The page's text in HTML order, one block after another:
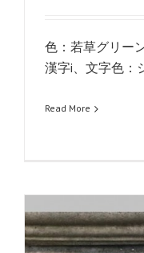
色：若草グリー
漢字i、文字色：
Read More